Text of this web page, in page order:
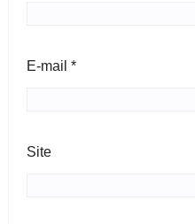
E-mail *
Site